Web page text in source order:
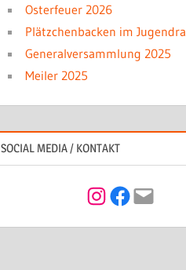
Osterfeuer 2026
Plätzchenbacken im
Generalversammlung 2025
Meiler 2025
SOCIAL MEDIA / KONTAKT
Instagram
Facebook
Mail